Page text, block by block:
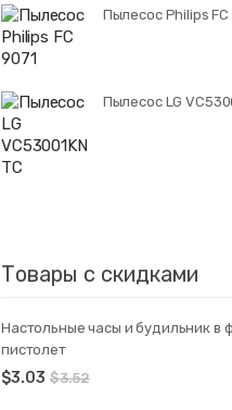
Пылесос Philips FC
Пылесос LG
Товары с скидками
Настольные часы и будильник в
пистолет
$3.03 $3.52